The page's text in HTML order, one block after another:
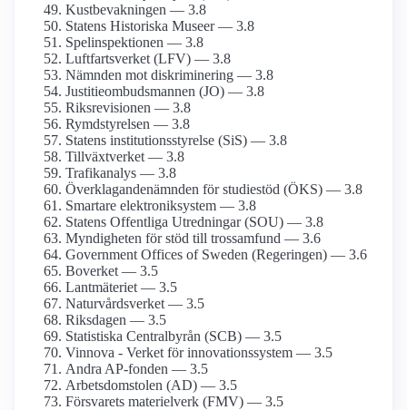
Kust­bevakningen — 3.8
Statens Historiska Museer — 3.8
Spel­inspektionen — 3.8
Luftfarts­verket (LFV) — 3.8
Nämnden mot diskriminering — 3.8
Justitie­ombudsmannen (JO) — 3.8
Riksrevisionen — 3.8
Rymdstyrelsen — 3.8
Statens institutions­styrelse (SiS) — 3.8
Tillväxtverket — 3.8
Trafikanalys — 3.8
Överklagande­nämnden för studiestöd (ÖKS) — 3.8
Smartare elektroniksystem — 3.8
Statens Offentliga Utredningar (SOU) — 3.8
Myndigheten för stöd till tros­samfund — 3.6
Government Offices of Sweden (Regeringen) — 3.6
Boverket — 3.5
Lantmäteriet — 3.5
Naturvårds­verket — 3.5
Riksdagen — 3.5
Statistiska Centralbyrån (SCB) — 3.5
Vinnova - Verket för innovations­system — 3.5
Andra AP-fonden — 3.5
Arbets­domstolen (AD) — 3.5
Försvarets materielverk (FMV) — 3.5